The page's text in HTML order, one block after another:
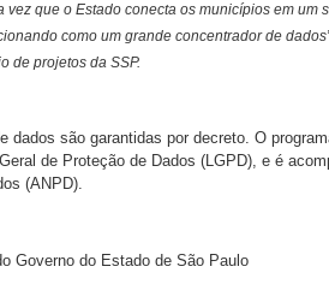
vez que o Estado conecta os municípios em um
como um grande concentrador de
de projetos da SSP.
dados são garantidas por decreto. O
de Proteção de Dados (LGPD), e é
(ANPD).
Governo do Estado de São Paulo